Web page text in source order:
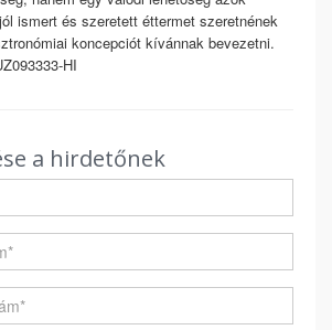
ismert és szeretett éttermet szeretnének
koncepciót kívánnak bevezetni.
HI
a hirdetőnek